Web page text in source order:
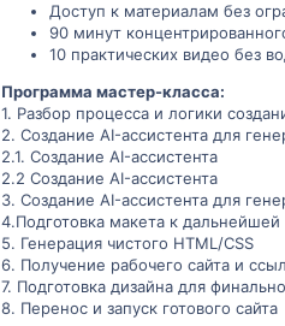
Доступ к материалам без
90 минут
10 практических видео без
Программа мастер-класса:
1. Разбор процесса и логики
2. Создание AI-ассистента для
2.1. Создание AI-ассистента
2.2 Создание AI-ассистента
3. Создание AI-ассистента для
4.Подготовка макета к дальнейшей
5. Генерация чистого HTML/CSS
6. Получение рабочего сайта и
7. Подготовка дизайна для
8. Перенос и запуск готового сайта